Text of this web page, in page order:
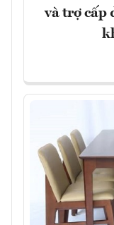
và trợ cấp